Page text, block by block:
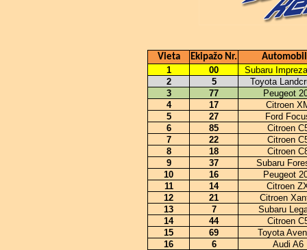
Vieta Ekipažo Nr.
1
00
Subaru
2
5
Toyota
3
77
Peugeot
4
17
Citroen
5
27
Ford
6
85
Citroen
7
22
Citroen
8
18
Citroen
9
37
Subaru
10
16
Peugeot
11
14
Citroen
12
21
Citroen
13
7
Subaru
14
44
Citroen
15
69
Toyota
16
6
Audi A6